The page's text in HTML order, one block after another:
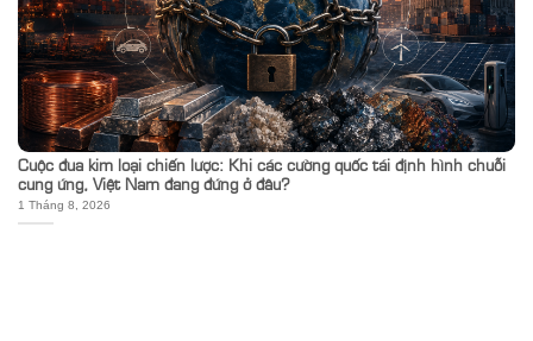
Cuộc đua kim loại chiến lược: Khi các cường quốc tái định hình chuỗi
cung ứng, Việt Nam đang đứng ở đâu?
1 Tháng 8, 2026